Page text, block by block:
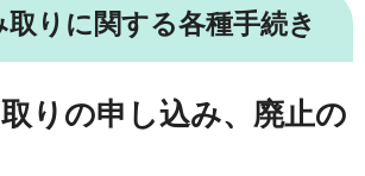
取りに関する各種手続き
りの申し込み、廃止の